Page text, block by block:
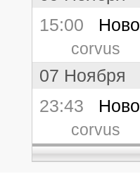
15:00
corvus
07 Ноября
23:43
corvus